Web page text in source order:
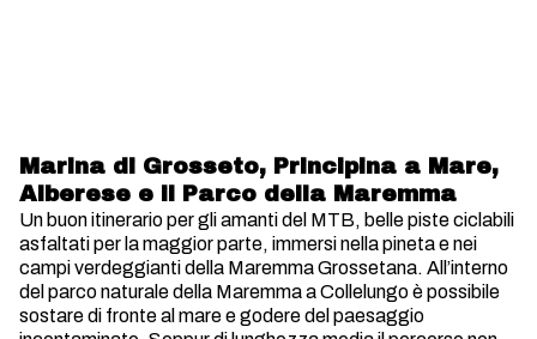
Marina di Grosseto, Principina a Mare,
Alberese e il Parco della Maremma
Un buon itinerario per gli amanti del MTB, belle piste ciclabili
asfaltati per la maggior parte, immersi nella pineta e nei
campi verdeggianti della Maremma Grossetana. All’interno
del parco naturale della Maremma a Collelungo è possibile
sostare di fronte al mare e godere del paesaggio